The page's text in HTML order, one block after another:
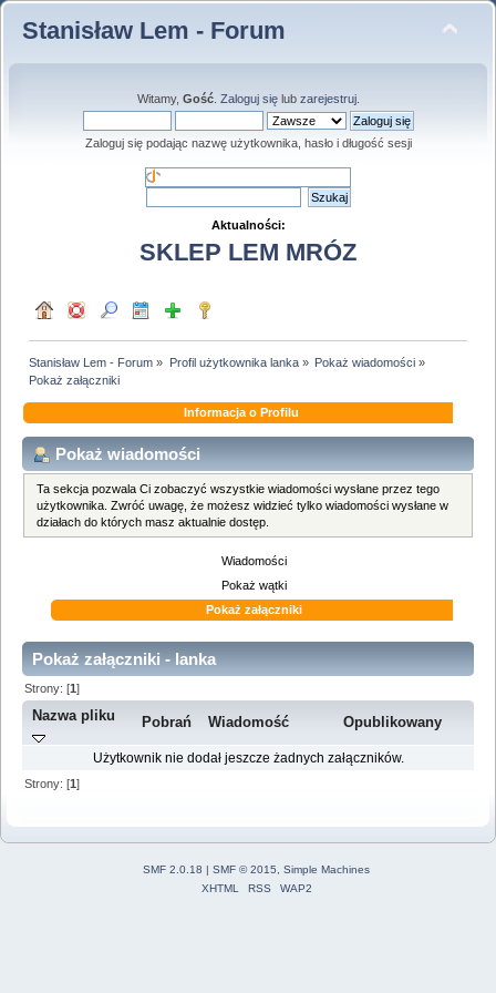
Stanisław Lem - Forum
Witamy, Gość. Zaloguj sięlub zarejestruj.
Zaloguj się podając nazwę użytkownika, hasło i długość sesji
Aktualności:
SKLEP LEM MRÓZ
Stanisław Lem - Forum » Profil użytkownika lanka» Pokaż wiadomości»
Pokaż załączniki
Informacja o Profilu
Pokaż wiadomości
Ta sekcja pozwala Ci zobaczyć wszystkie wiadomości wysłane przez tego
użytkownika. Zwróć uwagę, że możesz widzieć tylko wiadomości wysłane w
działach do których masz aktualnie dostęp.
Wiadomości
Pokaż wątki
Pokaż załączniki
Pokaż załączniki - lanka
Strony: [1]
Nazwa pliku Pobrań Wiadomość Opublikowany
Użytkownik nie dodał jeszcze żadnych załączników.
Strony: [1]
SMF 2.0.18 | SMF © 2015
Simple Machines
XHTML
RSS WAP2